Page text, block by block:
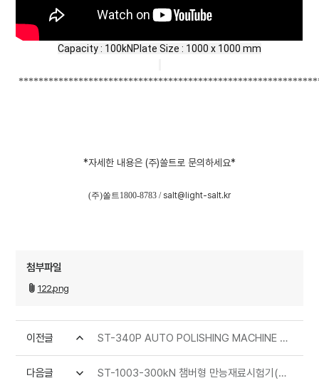
Capacity : 100kNPlate Size : 1000 x 1000 mm
*자세한 내용은 (주)쏠트로 문의하세요*
(주)쏠트 1800-8783 /salt@light-salt.kr
첨부파일
122.png
이전글 ST-340P AUTO POLISHING MACHINE 자동 폴리싱 머신
다음글 ST-1003-300kN 챔버형 만능재료시험기(공압 실린더가 외부에 장착된 공압 웨지 액션 그립)